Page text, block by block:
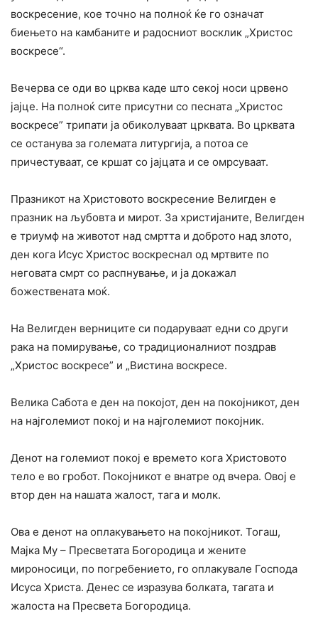
воскресение, кое точно на полноќ ќе го означат
биењето на камбаните и радосниот восклик „Христос
воскресе“.
Вечерва се оди во црква каде што секој носи црвено
јајце. На полноќ сите присутни со песната „Христос
воскресе” трипати ја обиколуваат црквата. Во црквата
се останува за големата литургија, а потоа се
причестуваат, се кршат со јајцата и се омрсуваат.
Празникот на Христовото воскресение Велигден е
празник на љубовта и мирот. За христијаните, Велигден
е триумф на животот над смртта и доброто над злото,
ден кога Исус Христос воскреснал од мртвите по
неговата смрт со распнување, и ја докажал
божествената моќ.
На Велигден верниците си подаруваат едни со други
рака на помирување, со традиционалниот поздрав
„Христос воскресе” и „Вистина воскресе.
Велика Сабота е ден на покојот, ден на покојникот, ден
на најголемиот покој и на најголемиот покојник.
Денот на големиот покој е времето кога Христовото
тело е во гробот. Покојникот е внатре од вчера. Овој е
втор ден на нашата жалост, тага и молк.
Ова е денот на оплакувањето на покојникот. Тогаш,
Мајка Му – Пресветата Богородица и жените
мироносици, по погребението, го оплакувале Господа
Исуса Христа. Денес се изразува болката, тагата и
жалоста на Пресвета Богородица.